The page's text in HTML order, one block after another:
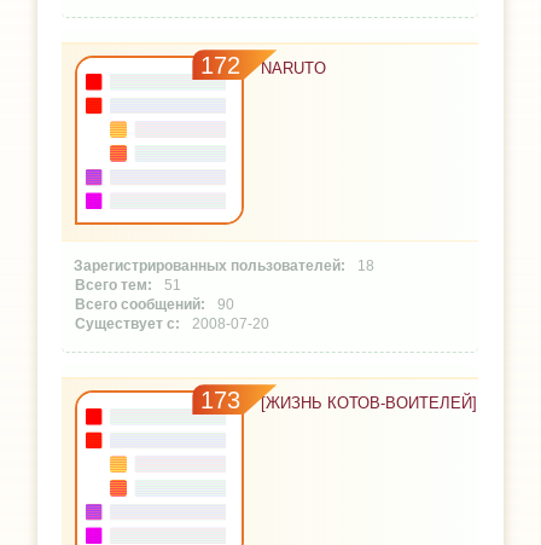
172 NARUTO
18
51
90
2008-07-20
173 [ЖИЗНЬ КОТОВ-ВОИТЕЛЕЙ]